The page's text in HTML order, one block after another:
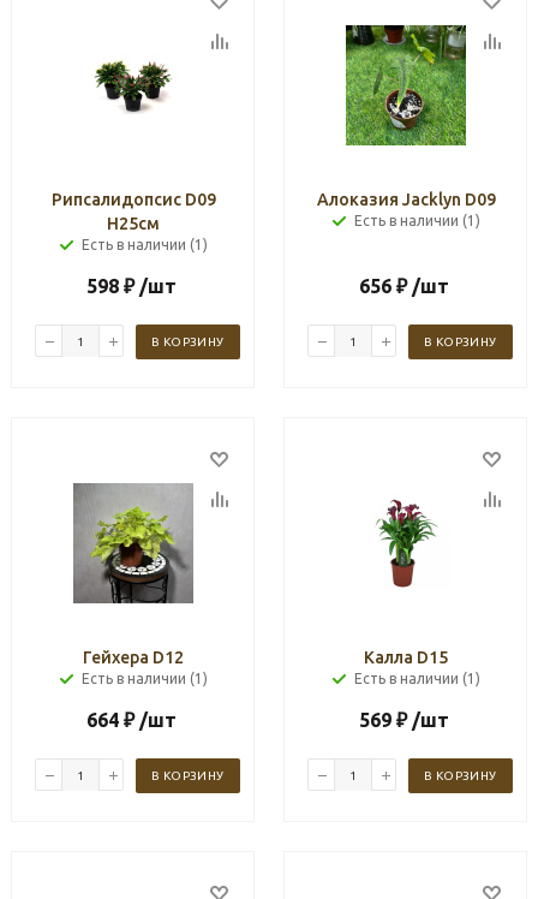
Рипсалидопсис D09
H25см
Есть в наличии (1)
598₽ /шт
В КОРЗИНУ
Алоказия Jacklyn D09
Есть в наличии (1)
656₽ /шт
В КОРЗИНУ
Гейхера D12
Есть в наличии (1)
664₽ /шт
В КОРЗИНУ
Калла D15
Есть в наличии (1)
569₽ /шт
В КОРЗИНУ